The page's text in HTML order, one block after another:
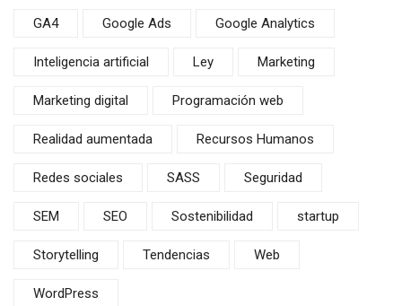
GA4 Google Ads Google Analytics
Inteligencia artificial Ley Marketing
Marketing digital Programación web
Realidad aumentada Recursos Humanos
Redes sociales SASS Seguridad
SEM SEO Sostenibilidad startup
Storytelling Tendencias Web
WordPress